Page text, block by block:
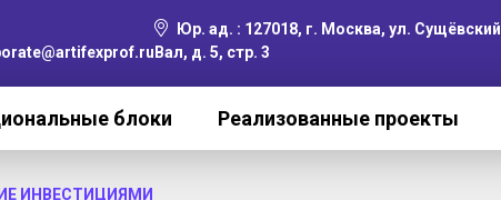
Юр. ад. : 127018, г. Москва, ул. Сущёвский
Вал, д. 5, стр. 3
блоки Реализованные проекты
ИНВЕСТИЦИЯМИ